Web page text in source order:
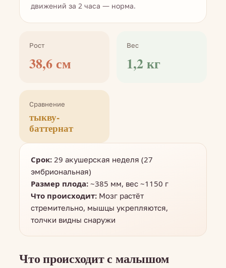
движений за 2 часа — норма.
Рост
38,6 см
Вес
1,2 кг
Сравнение
тыкву-
баттернат
Срок: 29 акушерская неделя (27
эмбриональная)
Размер плода: ~385 мм, вес ~1150 г
Что происходит: Мозг растёт
стремительно, мышцы укрепляются,
толчки видны снаружи
Что происходит с малышом